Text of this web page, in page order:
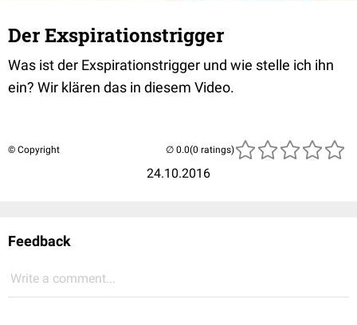
Der Exspirationstrigger
Was ist der Exspirationstrigger und wie stelle ich ihn
ein? Wir klären das in diesem Video.
© Copyright
24.10.2016
(0 ratings)
Feedback
Write a comment...